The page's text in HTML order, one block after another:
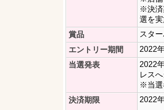
※決済
選を実
賞品
スタ
エントリー期間
2022
当選発表
2022
レス
※当選
決済期限
2022